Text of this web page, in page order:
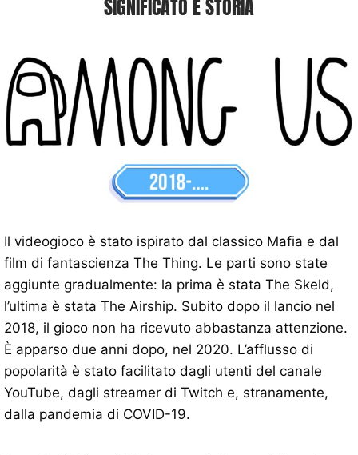
SIGNIFICATO E STORIA
Il videogioco è stato ispirato dal classico Mafia e dal
film di fantascienza The Thing. Le parti sono state
aggiunte gradualmente: la prima è stata The Skeld,
l’ultima è stata The Airship. Subito dopo il lancio nel
2018, il gioco non ha ricevuto abbastanza attenzione.
È apparso due anni dopo, nel 2020. L’afflusso di
popolarità è stato facilitato dagli utenti del canale
YouTube, dagli streamer di Twitch e, stranamente,
dalla pandemia di COVID-19.